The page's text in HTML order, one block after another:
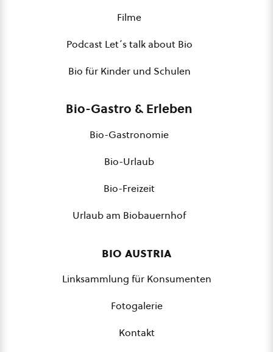
Filme
Podcast Let´s talk about Bio
Bio für Kinder und Schulen
Bio-Gastro & Erleben
Bio-Gastronomie
Bio-Urlaub
Bio-Freizeit
Urlaub am Biobauernhof
bio austria
Linksammlung für Konsumenten
Fotogalerie
Kontakt